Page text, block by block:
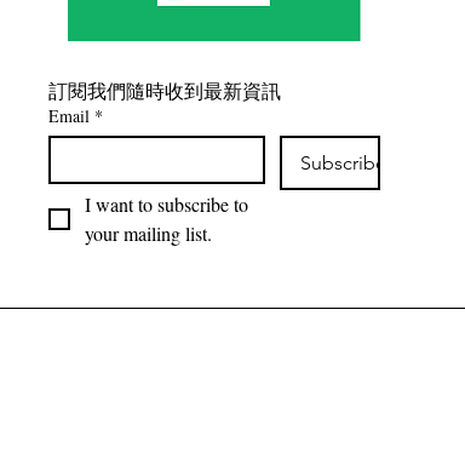
訂閱我們隨時收到最新資訊
Email *
Subscribe
I want to subscribe to
your mailing list.